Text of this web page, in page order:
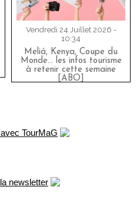
Vendredi 24 Juillet 2026 -
10:34
Meliá, Kenya, Coupe du
Monde… les infos tourisme
à retenir cette semaine
[ABO]